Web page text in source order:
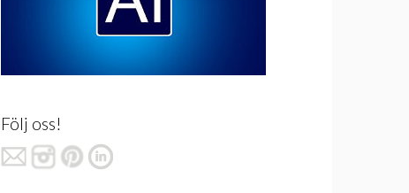
Följ oss!